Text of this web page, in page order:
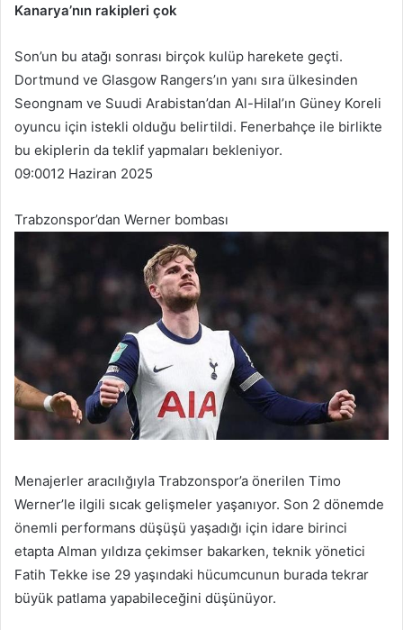
Kanarya’nın rakipleri çok
Son’un bu atağı sonrası birçok kulüp harekete geçti.
Dortmund ve Glasgow Rangers’ın yanı sıra ülkesinden
Seongnam ve Suudi Arabistan’dan Al-Hilal’ın Güney Koreli
oyuncu için istekli olduğu belirtildi. Fenerbahçe ile birlikte
bu ekiplerin da teklif yapmaları bekleniyor.
09:0012 Haziran 2025
Trabzonspor’dan Werner bombası
Menajerler aracılığıyla Trabzonspor’a önerilen Timo
Werner’le ilgili sıcak gelişmeler yaşanıyor. Son 2 dönemde
önemli performans düşüşü yaşadığı için idare birinci
etapta Alman yıldıza çekimser bakarken, teknik yönetici
Fatih Tekke ise 29 yaşındaki hücumcunun burada tekrar
büyük patlama yapabileceğini düşünüyor.